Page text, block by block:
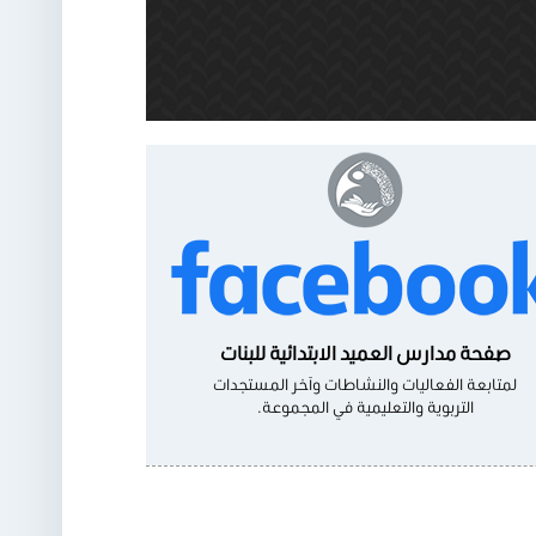
صفحة مدارس العميد الابتدائية للبنات
لمتابعة الفعاليات والنشاطات وآخر المستجدات
التربوية والتعليمية في المجموعة.